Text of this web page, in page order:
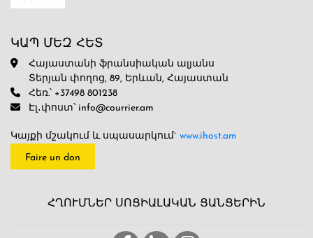
ԿԱՊ ՄԵԶ ՀԵՏ
Հայաստանի ֆրանսիական ալյանս
Տերյան փողոց, 89, Երևան, Հայաստան
Հեռ.՝ +37498 801238
Էլ․փոստ՝ info@courrier.am
Կայքի մշակում և սպասարկում` www.ihost.am
Faire un don
ՀՂՈՒՄՆԵՐ ՍՈՑԻԱԼԱԿԱՆ ՑԱՆՑԵՐԻՆ